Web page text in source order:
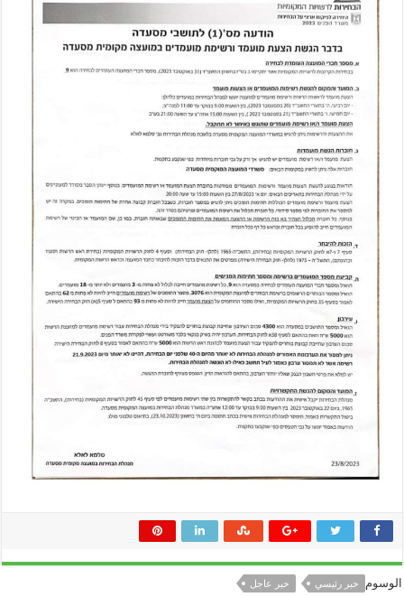
الوسوم خبر رئيسي خبر عاجل